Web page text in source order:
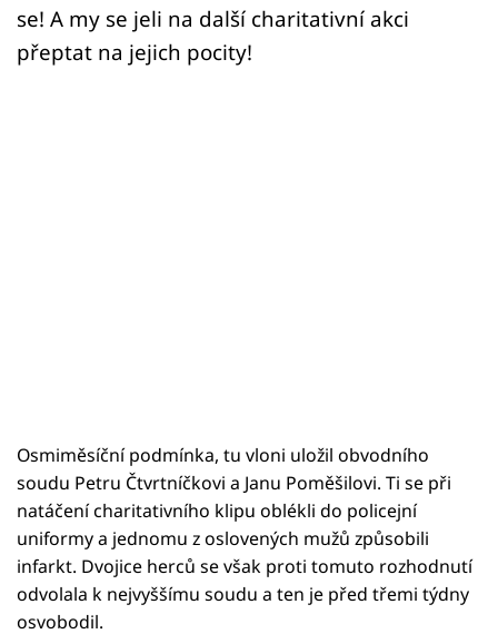
se! A my se jeli na další charitativní akci
přeptat na jejich pocity!
Osmiměsíční podmínka, tu vloni uložil obvodního
soudu Petru Čtvrtníčkovi a Janu Poměšilovi. Ti se při
natáčení charitativního klipu oblékli do policejní
uniformy a jednomu z oslovených mužů způsobili
infarkt. Dvojice herců se však proti tomuto rozhodnutí
odvolala k nejvyššímu soudu a ten je před třemi týdny
osvobodil.